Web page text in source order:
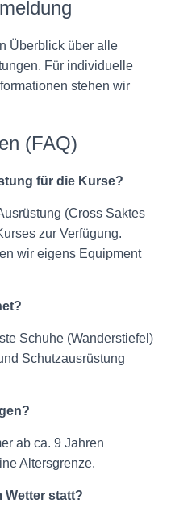
Überblick über alle
Für individuelle
stehen wir
(FAQ)
für die Kurse?
(Cross Saktes
zur Verfügung.
wir eigens Equipment
Schuhe (Wanderstiefel)
Schutzausrüstung
ab ca. 9 Jahren
Altersgrenze.
Wetter statt?